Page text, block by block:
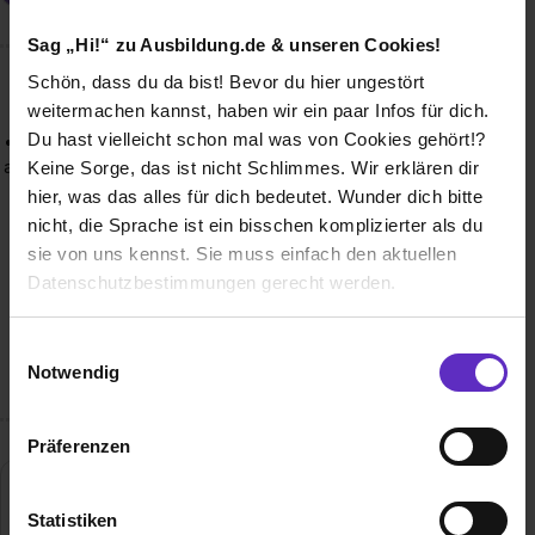
Sag „Hi!“ zu Ausbildung.de & unseren Cookies!
Schön, dass du da bist! Bevor du hier ungestört
weitermachen kannst, haben wir ein paar Infos für dich.
Du hast vielleicht schon mal was von Cookies gehört!?
Keine Sorge, das ist nicht Schlimmes. Wir erklären dir
hier, was das alles für dich bedeutet. Wunder dich bitte
nicht, die Sprache ist ein bisschen komplizierter als du
sie von uns kennst. Sie muss einfach den aktuellen
Datenschutzbestimmungen gerecht werden.
Benutzung der Webseite getroffenen Einstellungen zu
Webseite zu analysieren („Statistiken“), um
Notwendig
Präferenzen
Statistiken
Wusstest du schon, dass...
• … jedes Jahr über 300 Auszubildende ihre Berufslaufbahn
an einem unserer Standorte starten? • … Du während deiner
Ausbildung die Möglichkeit hast, Auslandserfahrung zu
sammeln? • … Du dir mit unserem
Firmenangehörigengeschäft deinen eigenen Mercedes-
Benz oder Smart zu besonders günstigen Konditionen
leisten kannst? • … Du dich bis zu 5 Jahre für eine
Weiterbildung freistellen lassen kannst? • … Wir unseren
Gesundheitsangebot anbieten?